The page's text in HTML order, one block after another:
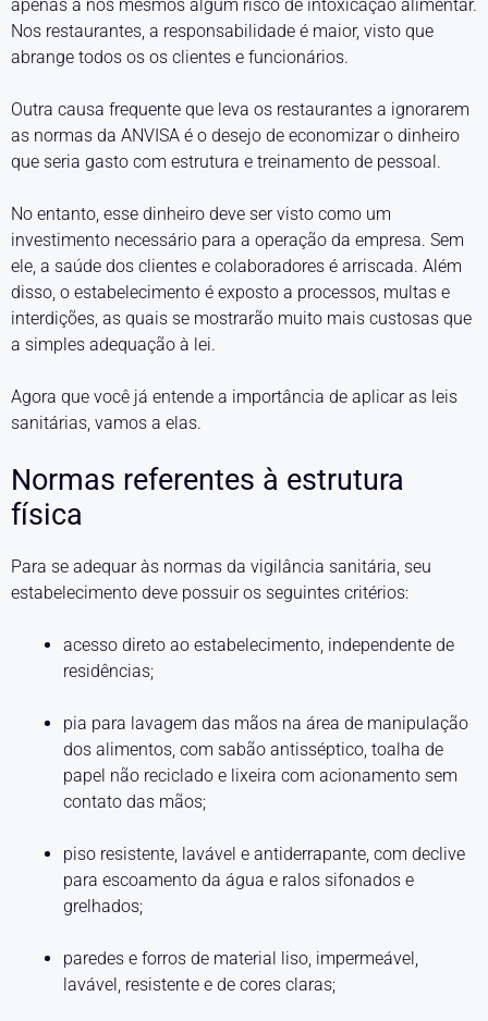
apenas a nós mesmos algum risco de intoxicação alimentar.
Nos restaurantes, a responsabilidade é maior, visto que
abrange todos os os clientes e funcionários.
Outra causa frequente que leva os restaurantes a ignorarem
as normas da ANVISA é o desejo de economizar o dinheiro
que seria gasto com estrutura e treinamento de pessoal.
No entanto, esse dinheiro deve ser visto como um
investimento necessário para a operação da empresa. Sem
ele, a saúde dos clientes e colaboradores é arriscada. Além
disso, o estabelecimento é exposto a processos, multas e
interdições, as quais se mostrarão muito mais custosas que
a simples adequação à lei.
Agora que você já entende a importância de aplicar as leis
sanitárias, vamos a elas.
Normas referentes à estrutura
física
Para se adequar às normas da vigilância sanitária, seu
estabelecimento deve possuir os seguintes critérios:
acesso direto ao estabelecimento, independente de
residências;
pia para lavagem das mãos na área de manipulação
dos alimentos, com sabão antisséptico, toalha de
papel não reciclado e lixeira com acionamento sem
contato das mãos;
piso resistente, lavável e antiderrapante, com declive
para escoamento da água e ralos sifonados e
grelhados;
paredes e forros de material liso, impermeável,
lavável, resistente e de cores claras;